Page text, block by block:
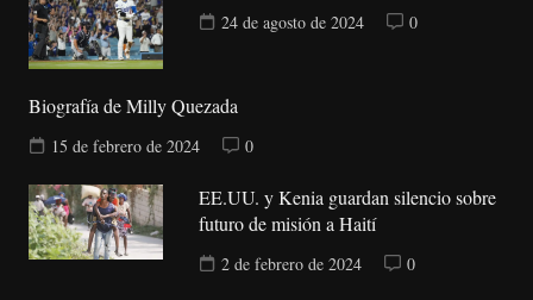
24 de agosto de 2024 0
Biografía de Milly Quezada
15 de febrero de 2024 0
EE.UU. y Kenia guardan silencio sobre
futuro de misión a Haití
2 de febrero de 2024 0